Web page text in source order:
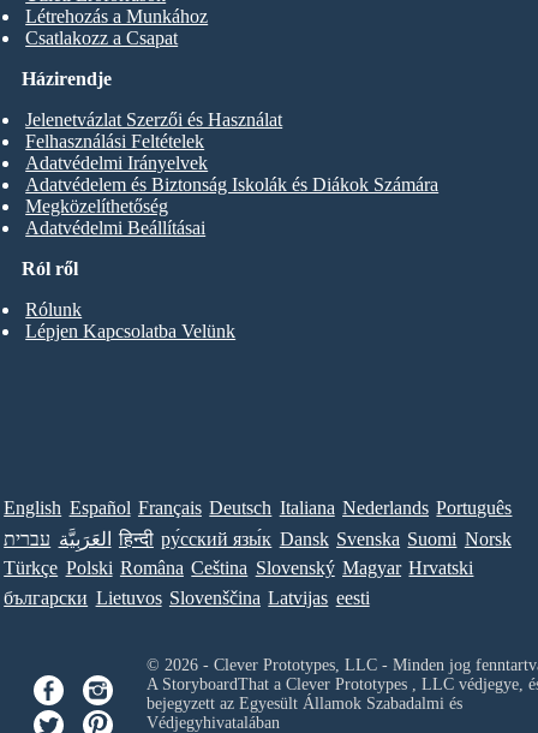
Létrehozás a Munkához
Csatlakozz a Csapat
Ról ről
Rólunk
Lépjen Kapcsolatba Velünk
Házirendje
Jelenetvázlat Szerzői és Használat
Felhasználási Feltételek
Adatvédelmi Irányelvek
Adatvédelem és Biztonság Iskolák és Diákok Számára
Megközelíthetőség
Adatvédelmi Beállításai
English Español Français Deutsch Italiana Nederlands Português
עברית العَرَبِيَّة हिन्दी ру́сский язы́к Dansk Svenska Suomi Norsk
Türkçe Polski Româna Ceština Slovenský Magyar Hrvatski
български Lietuvos Slovenščina Latvijas eesti
© 2026 - Clever Prototypes, LLC - Minden jog
A StoryboardThat a Clever Prototypes , LLCvédjegye,
bejegyzett az Egyesült Államok Szabadalmi és
Védjegyhivatalában